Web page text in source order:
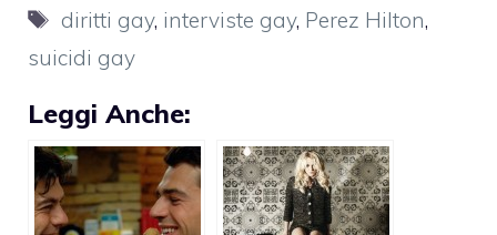
Tag
diritti gay, interviste gay, Perez Hilton,
suicidi gay
Leggi Anche: